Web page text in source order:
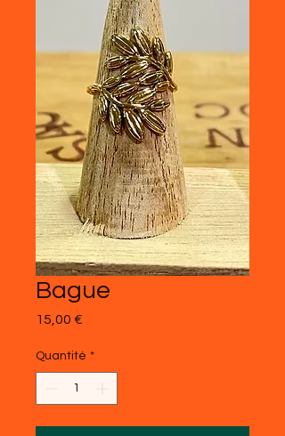
Bague
15,00 €
Quantité *